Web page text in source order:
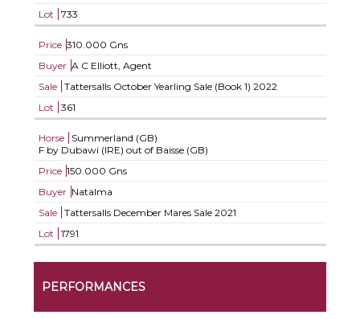
Lot
733
Price 310.000 Gns
Buyer A C Elliott, Agent
Sale
Tattersalls October Yearling Sale (Book 1) 2022
Lot
361
Horse
Summerland (GB)
F by Dubawi (IRE) out of Baisse (GB)
Price 150.000 Gns
Buyer Natalma
Sale
Tattersalls December Mares Sale 2021
Lot
1791
PERFORMANCES